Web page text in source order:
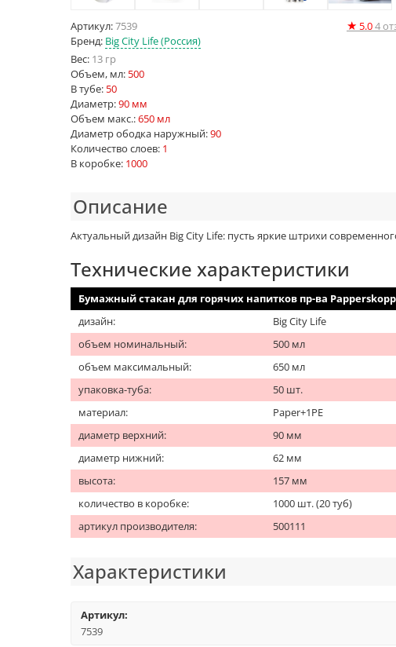
Артикул:7539 ★ 5.04
Бренд: Big City Life (Россия)
Вес: 13 гр
Объем, мл: 500
В тубе: 50
Диаметр:90 мм
Объем макс.:650 мл
Диаметр ободка наружный:90
Количество слоев: 1
В коробке: 1000
Описание
Актуальный дизайн Big City Life: пусть яркие штрихи
Технические характеристики
Бумажный стакан для горячих напитков пр-ва Papperskopp
дизайн:
Big City Life
объем номинальный:
500 мл
объем максимальный:
650 мл
упаковка-туба:
50 шт.
материал:
Paper+1PE
диаметр верхний:
90 мм
диаметр нижний:
62 мм
высота:
157 мм
количество в коробке:
1000 шт. (20 туб)
артикул производителя:
500111
Характеристики
Артикул:
7539